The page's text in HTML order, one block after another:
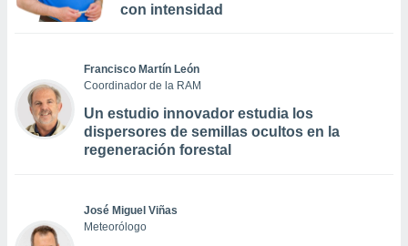
con intensidad
Francisco Martín León
Coordinador de la RAM
Un estudio innovador estudia los
dispersores de semillas ocultos en la
regeneración forestal
José Miguel Viñas
Meteorólogo